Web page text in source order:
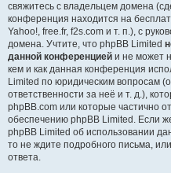
свяжитесь с владельцем домена
конференция находится на
Yahoo!, free.fr, f2s.com и т. п.), с
домена. Учтите, что phpBB Limited
данной конференцией и не может
кем и как данная конференция
Limited по юридическим вопросам
ответственности за неё и т. д.),
phpBB.com или которые частично
обеспечению phpBB Limited. Если
phpBB Limited об использовании
то не ждите подробного письма,
ответа.